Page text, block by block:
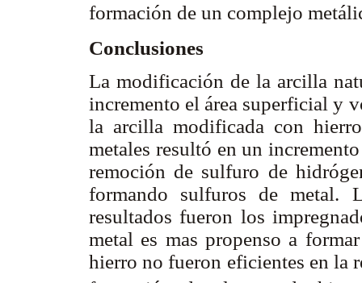
formación de un complejo
Conclusiones
La modificación de la arcilla
incremento el área superficial y
la arcilla modificada con
metales resultó en un
remoción de sulfuro de
formando sulfuros de metal.
resultados fueron los
metal es mas propenso a
hierro no fueron eficientes en la